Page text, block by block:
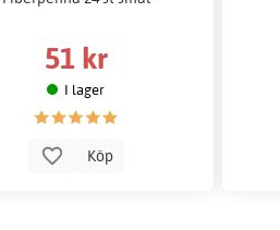
51 kr
I lager
Köp